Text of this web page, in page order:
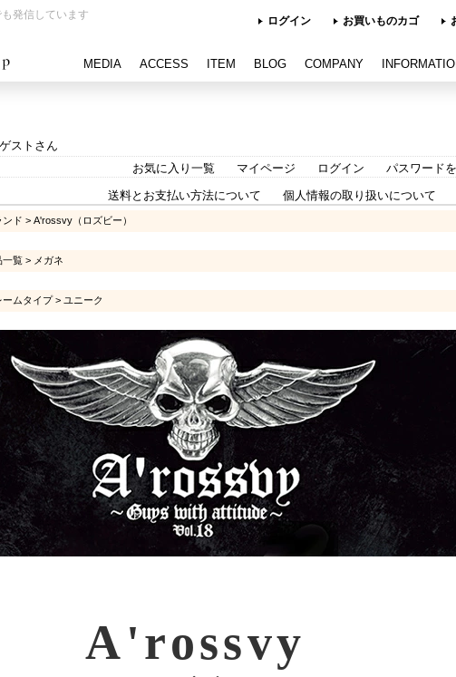
発信しています ログイン お買いものカゴ
MEDIA ACCESS ITEM BLOG COMPANY
ストさん
お気に入り一覧
マイページ ログイン
パスワード
送料とお支払い方法について
個人情報の取り扱いについて
ンド > A'rossvy（ロズビー）
一覧 > メガネ
ームタイプ> ユニーク